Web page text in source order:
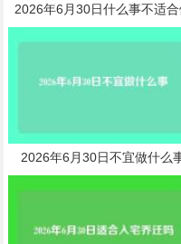
2026年6月30日什么事不适
2026年6月30日不宜做什么